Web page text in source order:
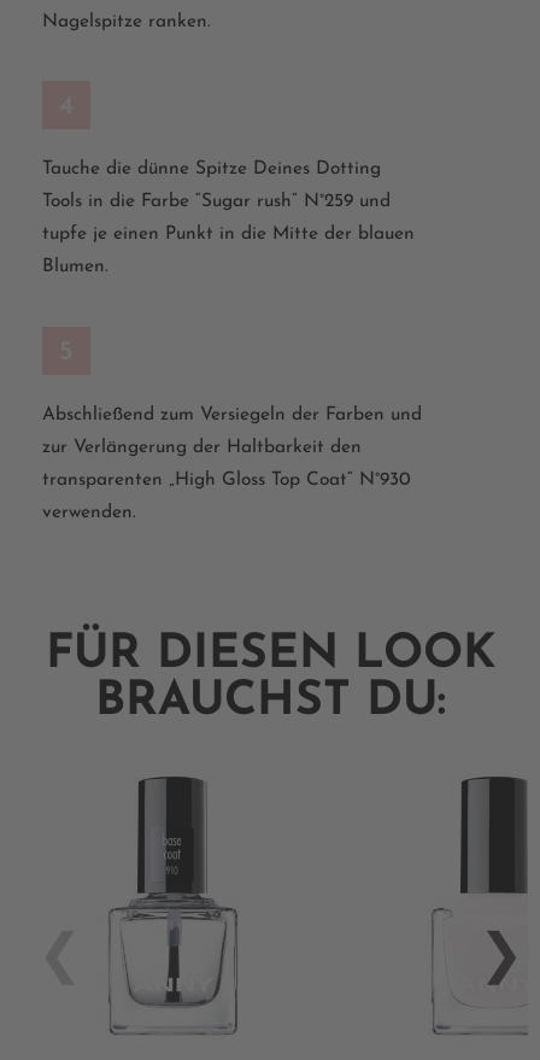
Nagelspitze ranken.
Tauche die dünne Spitze Deines Dotting
Tools in die Farbe “Sugar rush” N°259 und
tupfe je einen Punkt in die Mitte der blauen
Blumen.
Abschließend zum Versiegeln der Farben und
zur Verlängerung der Haltbarkeit den
transparenten „High Gloss Top Coat“ N°930
verwenden.
FÜR DIESEN LOOK
BRAUCHST DU: